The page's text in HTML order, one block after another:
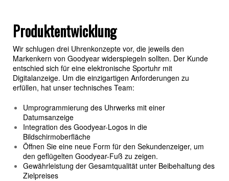
Produktentwicklung
Wir schlugen drei Uhrenkonzepte vor, die jeweils den
Markenkern von Goodyear widerspiegeln sollten. Der Kunde
entschied sich für eine elektronische Sportuhr mit
Digitalanzeige. Um die einzigartigen Anforderungen zu
erfüllen, hat unser technisches Team:
Umprogrammierung des Uhrwerks mit einer
Datumsanzeige
Integration des Goodyear-Logos in die
Bildschirmoberfläche
Öffnen Sie eine neue Form für den Sekundenzeiger, um
den geflügelten Goodyear-Fuß zu zeigen.
Gewährleistung der Gesamtqualität unter Beibehaltung des
Zielpreises